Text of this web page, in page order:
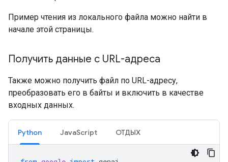
Пример чтения из локального файла можно найти в
начале этой страницы.
Получить данные с URL-адреса
Также можно получить файл по URL-адресу,
преобразовать его в байты и включить в качестве
входных данных.
Python JavaScript ОТДЫХ